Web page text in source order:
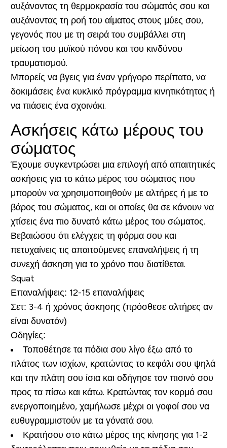
αυξάνοντας τη θερμοκρασία του σώματός σου και
αυξάνοντας τη ροή του αίματος στους μύες σου,
γεγονός που με τη σειρά του συμβάλλει στη
μείωση του μυϊκού πόνου και του κινδύνου
τραυματισμού.
Μπορείς να βγεις για έναν γρήγορο περίπατο, να
δοκιμάσεις ένα κυκλικό πρόγραμμα κινητικότητας ή
να πιάσεις ένα σχοινάκι.
Ασκήσεις κάτω μέρους του
σώματος
Έχουμε συγκεντρώσει μια επιλογή από απαιτητικές
ασκήσεις για το κάτω μέρος του σώματος που
μπορούν να χρησιμοποιηθούν με αλτήρες ή με το
βάρος του σώματος, και οι οποίες θα σε κάνουν να
χτίσεις ένα πιο δυνατό κάτω μέρος του σώματος.
Βεβαιώσου ότι ελέγχεις τη φόρμα σου και
πετυχαίνεις τις απαιτούμενες επαναλήψεις ή τη
συνεχή άσκηση για το χρόνο που διατίθεται.
Squat
Επαναλήψεις: 12-15 επαναλήψεις
Σετ: 3-4 ή χρόνος άσκησης (πρόσθεσε αλτήρες αν
είναι δυνατόν)
Οδηγίες:
Τοποθέτησε τα πόδια σου λίγο έξω από το
πλάτος των ισχίων, κρατώντας το κεφάλι σου ψηλά
και την πλάτη σου ίσια και οδήγησε τον πισινό σου
προς τα πίσω και κάτω. Κρατώντας τον κορμό σου
ενεργοποιημένο, χαμήλωσε μέχρι οι γοφοί σου να
ευθυγραμμιστούν με τα γόνατά σου.
Κρατήσου στο κάτω μέρος της κίνησης για 1-2